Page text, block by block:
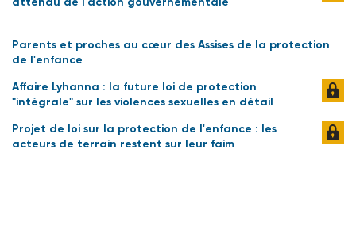
Parents et proches au cœur des Assises de la protection
de l'enfance
Affaire Lyhanna : la future loi de protection
"intégrale" sur les violences sexuelles en détail
Projet de loi sur la protection de l'enfance : les
acteurs de terrain restent sur leur faim